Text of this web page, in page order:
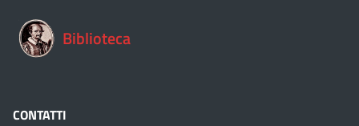
Biblioteca
CONTATTI